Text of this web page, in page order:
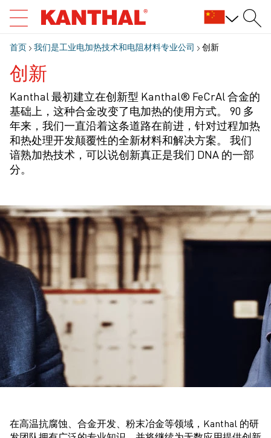
首页 我们是工业电加热技术和电阻材料专业公司 创新
创新
Kanthal 最初建立在创新型 Kanthal® FeCrAl 合金的
基础上，这种合金改变了电加热的使用方式。 90 多
年来，我们一直沿着这条道路在前进，针对过程加热
和热处理开发颠覆性的全新材料和解决方案。 我们
谙熟加热技术，可以说创新真正是我们 DNA 的一部
分。
在高温抗腐蚀、合金开发、粉末冶金等领域，Kanthal 的研